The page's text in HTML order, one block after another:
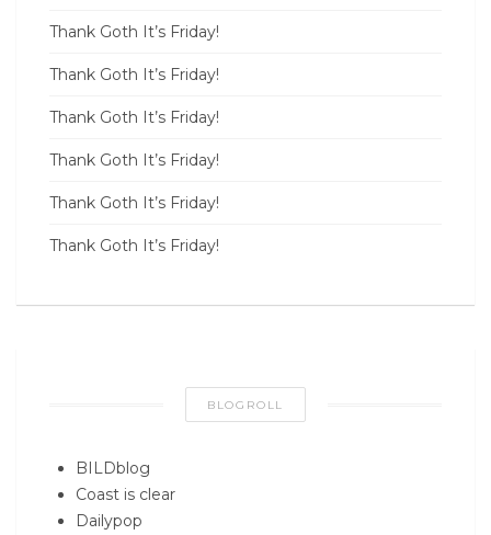
Thank Goth It’s Friday!
Thank Goth It’s Friday!
Thank Goth It’s Friday!
Thank Goth It’s Friday!
Thank Goth It’s Friday!
Thank Goth It’s Friday!
BLOGROLL
BILDblog
Coast is clear
Dailypop